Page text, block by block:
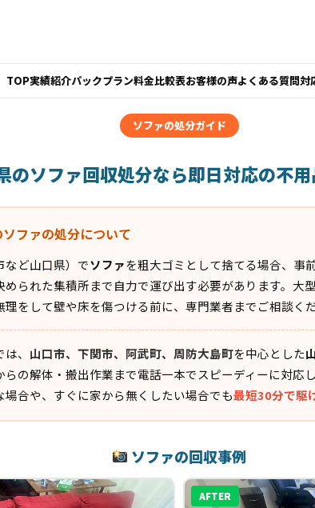
TOP実績紹介パックプラン料金比較表お客様の声よくある質問対
ソファの処分ガイド
のソファ回収処分なら即日対応の不
ファの処分について
など山口県）でソファを粗大ゴミとして捨てる場合、事
められた集積所まで自力で運び出す必要があります。大
をして壁や床を傷つける前に、専門業者までご相談くだ
、 山口市、下関市、阿武町、周防大島町を中心とした
らの解体・搬出作業まで電話一本でスピーディーに対応
場合や、すぐに家から無くしたい場合でも最短30分で駆
ソファの回収事例
AFTER